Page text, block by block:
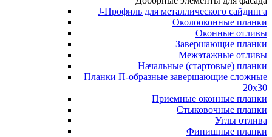
J-Профиль для металлического сайдинга
Околооконные планки
Оконные отливы
Завершающие планки
Межэтажные отливы
Начальные (стартовые) планки
Планки П-образные завершающие сложные
20x30
Приемные оконные планки
Стыковочные планки
Углы отлива
Финишные планки